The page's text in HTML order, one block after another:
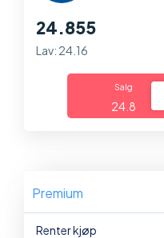
24.855
Lav: 24.16
Salg
24.8
Premium
Renter kjøp